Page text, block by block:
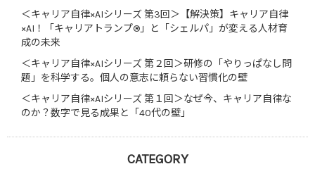
＜キャリア自律×AIシリーズ 第3回＞【解決策】キャリア自律
×AI！「キャリアトランプ®」と「シェルパ」が変える人材育
成の未来
＜キャリア自律×AIシリーズ 第２回＞研修の「やりっぱなし問
題」を科学する。個人の意志に頼らない習慣化の壁
＜キャリア自律×AIシリーズ 第１回＞なぜ今、キャリア自律な
のか？数字で見る成果と「40代の壁」
CATEGORY